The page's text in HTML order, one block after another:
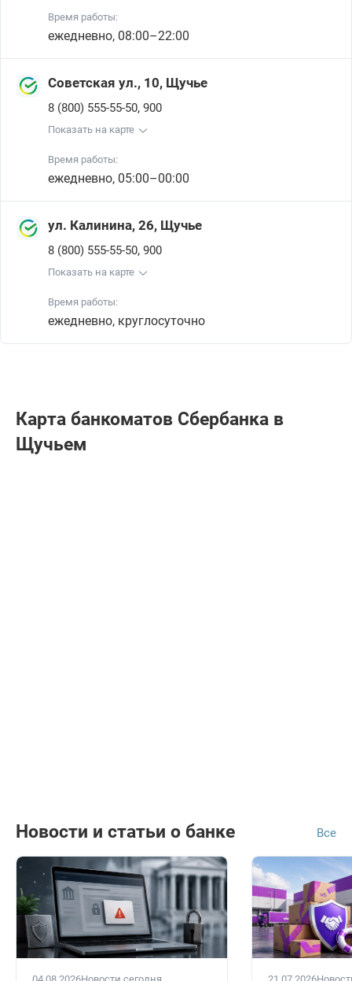
Время работы:
ежедневно, 08:00–22:00
Советская ул., 10, Щучье
8 (800) 555-55-50, 900
Показать на карте
Время работы:
ежедневно, 05:00–00:00
ул. Калинина, 26, Щучье
8 (800) 555-55-50, 900
Показать на карте
Время работы:
ежедневно, круглосуточно
Карта банкоматов Сбербанкa в
Щучьем
Новости и статьи о банке Все